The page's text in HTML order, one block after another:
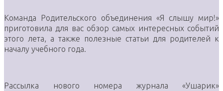
Команда Родительского объединения «Я слышу мир!»
приготовила для вас обзор самых интересных событий
этого лета, а также полезные статьи для родителей к
началу учебного года.
Рассылка нового номера журнала «Ушарик»